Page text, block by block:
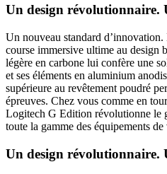
Un design révolutionnaire.
Un nouveau standard
course immersive ultime au design
légère en carbone lui confère une
et ses éléments en aluminium
supérieure au revêtement poudré
épreuves. Chez vous comme en
Logitech G Edition révolutionne le
toute la gamme des équipements
Un design révolutionnaire.